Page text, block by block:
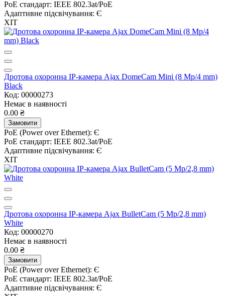
PoE стандарт: IEEE 802.3at/PoE
Адаптивне підсвічування: Є
ХІТ
Дротова охоронна IP-камера Ajax DomeCam Mini (8 Mp/4 mm)
Black
Код: 00000273
Немає в наявності
0.00 ₴
Замовити
PoE (Power over Ethernet): Є
PoE стандарт: IEEE 802.3at/PoE
Адаптивне підсвічування: Є
ХІТ
Дротова охоронна IP-камера Ajax BulletCam (5 Mp/2,8 mm)
White
Код: 00000270
Немає в наявності
0.00 ₴
Замовити
PoE (Power over Ethernet): Є
PoE стандарт: IEEE 802.3at/PoE
Адаптивне підсвічування: Є